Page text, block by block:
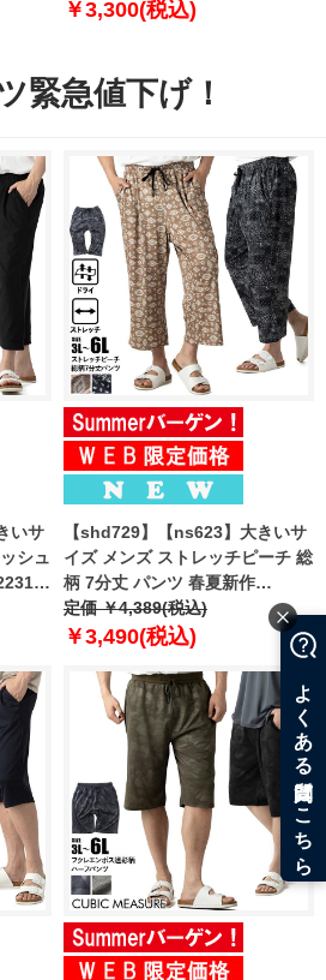
定】
sumo999【10月下旬発送予定】
￥3,300(税込)
緊急値下げ！
いサ
シュ
【shd729】【ns623】大きいサ
イズ メンズ ストレッチピーチ 総
柄 7分丈 パンツ 春夏新作
302249az 【fre】
定価 ￥4,389(税込)
￥3,490(税込)